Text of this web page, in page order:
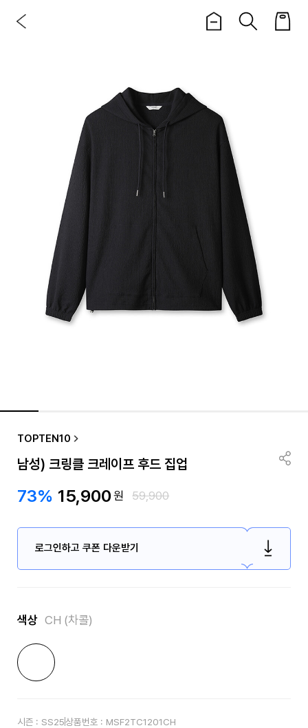
TOPTEN10
남성) 크링클 크레이프 후드 집업
73% 15,900원 59,900
로그인하고 쿠폰 다운받기
색상 CH (차콜)
시즌 : SS25상품번호 : MSF2TC1201CH